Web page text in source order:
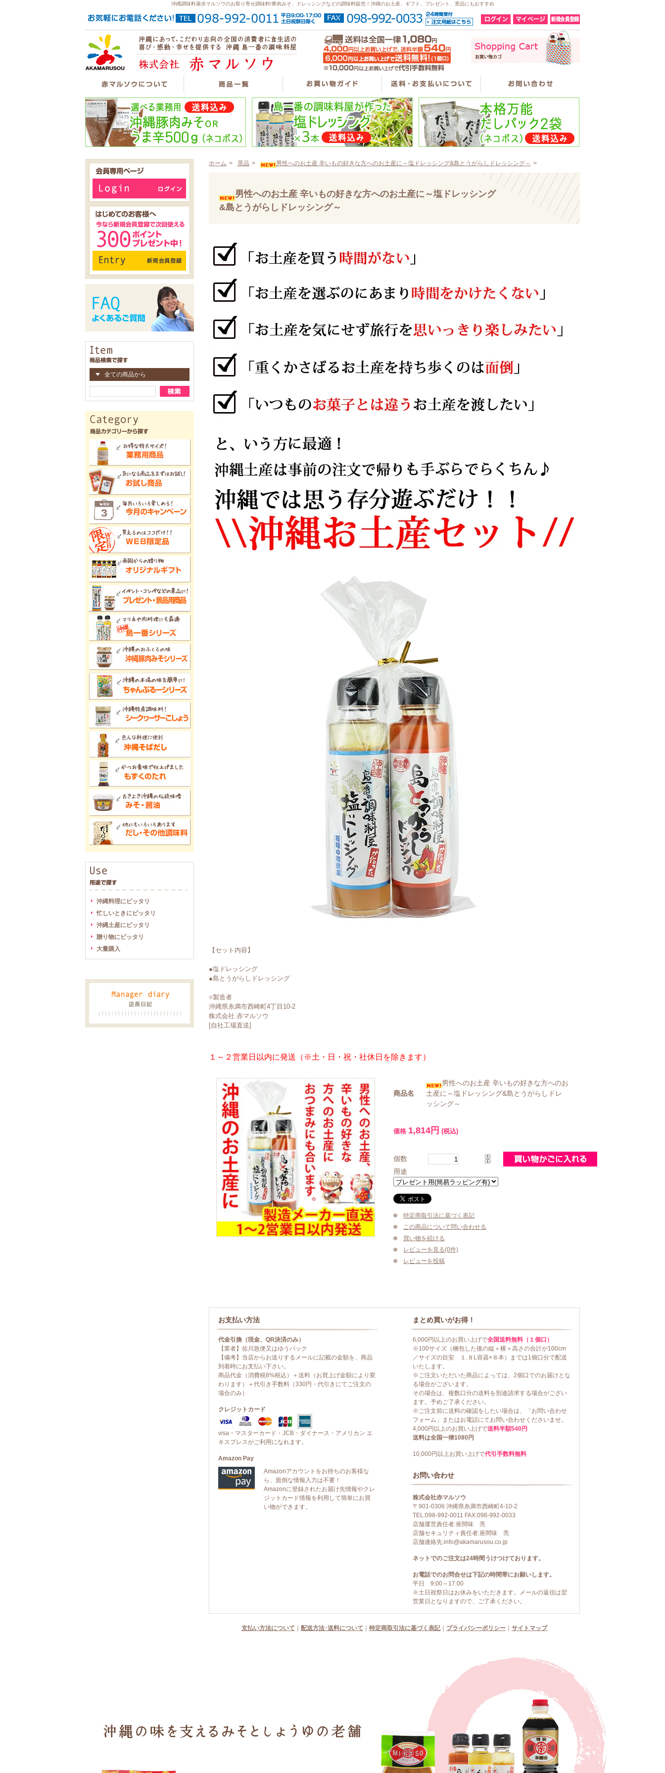
沖縄調味料屋赤マルソウのお取り寄せ調味料!豚肉みそ、ドレッシングなどの調味料販売！沖縄のお土産、ギフト、プレゼント、景品にもおすすめ
ホーム > 景品 > 男性へのお土産 辛いもの好きな方へのお土産に～塩ドレッシング&島とうがらしドレッシング～ >
男性へのお土産 辛いもの好きな方へのお土産に～塩ドレッシング
&島とうがらしドレッシング～
【セット内容】
●塩ドレッシング
●島とうがらしドレッシング
○製造者
沖縄県糸満市西崎町4丁目10-2
株式会社 赤マルソウ
[自社工場直送]
１～２営業日以内に発送（※土・日・祝・社休日を除きます）
商品名
男性へのお土産 辛いもの好きな方へのお
土産に～塩ドレッシング&島とうがらしドレ
ッシング～
価格 1,814円 (税込)
個数
用途
特定商取引法に基づく表記
この商品について問い合わせる
買い物を続ける
レビューを見る(0件)
レビューを投稿
お支払い方法
代金引換（現金、QR決済のみ）
【業者】佐川急便又はゆうパック
【備考】当店からお送りするメールに記載の金額を、商品
到着時にお支払い下さい。
商品代金（消費税8%税込）＋送料（お買上げ金額により変
わります）＋代引き手数料（330円・代引きにてご注文の
場合のみ）
クレジットカード
visa・マスターカード・JCB・ダイナース・アメリカン エ
キスプレスがご利用になれます。
Amazon Pay
Amazonアカウントをお持ちのお客様な
ら、面倒な情報入力は不要！
Amazonに登録されたお届け先情報やクレ
ジットカード情報を利用して簡単にお買
い物ができます。
まとめ買いがお得！
6,000円以上のお買い上げで全国送料無料（１個口）
※100サイズ（梱包した後の縦＋横＋高さの合計が100cm
／サイズの目安 １.８L容器×８本）までは1個口分で配送
いたします。
※ご注文いただいた商品によっては、2個口でのお届けとな
る場合がございます。
その場合は、複数口分の送料を別途請求する場合がござい
ます。予めご了承ください。
※ご注文前に送料の確認をしたい場合は、「お問い合わせ
フォーム」またはお電話にてお問い合わせくださいませ。
4,000円以上のお買い上げで送料半額540円
送料は全国一律1080円
10,000円以上お買い上げで代引手数料無料
お問い合わせ
株式会社赤マルソウ
〒901-0306 沖縄県糸満市西崎町4-10-2
TEL:098-992-0011 FAX:098-992-0033
店舗運営責任者:座間味 亮
店舗セキュリティ責任者:座間味 亮
店舗連絡先:info@akamarusou.co.jp
ネットでのご注文は24時間うけつけております。
お電話でのお問合せは下記の時間帯にお願いします。
平日 9:00～17:00
※土日祝祭日はお休みをいただきます。メールの返信は翌
営業日となりますので、ご了承ください。
支払い方法について 配送方法･送料について 特定商取引法に基づく表記｜ プライバシーポリシー サイトマップ
全ての商品から
沖縄料理にピッタリ
忙しいときにピッタリ
沖縄土産にピッタリ
贈り物にピッタリ
大量購入